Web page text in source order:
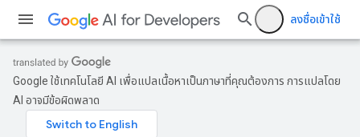
ลงชื่อเข้าใช้
Google ใช้เทคโนโลยี AI เพื่อแปลเนื้อหาเป็นภาษาที่คุณต้องการ การแปลโดย
AI อาจมีข้อผิดพลาด